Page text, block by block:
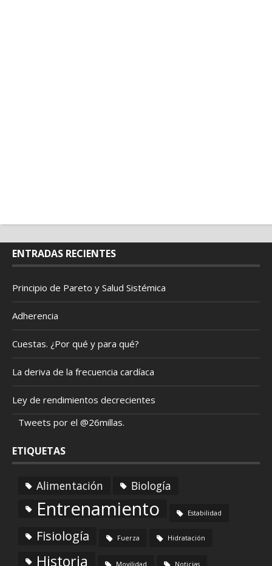
ENTRADAS RECIENTES
Principio de Pareto y Salud Sistémica
Adherencia
Cuestas. ¿Por qué y para qué?
La deriva de la frecuencia cardíaca
Ley de rendimientos decrecientes
Tweets por el @26millas.
ETIQUETAS
Alimentación Biología
Entrenamiento Estabilidad
Fisiología Fuerza Hidratación
Historia